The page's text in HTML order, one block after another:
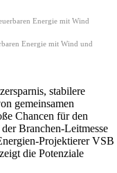
Energie mit Wind und
stabilere
gemeinsamen
Chancen für den
Branchen-Leitmesse
Projektierer VSB
die Potenziale